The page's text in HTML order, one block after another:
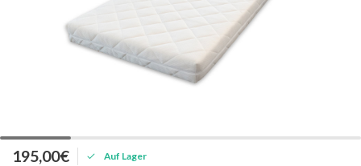
195,00€ Auf Lager